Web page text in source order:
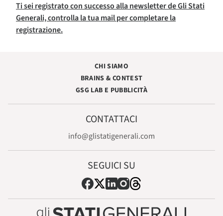
Ti sei registrato con successo alla newsletter de Gli Stati
Generali, controlla la tua mail per completare la
registrazione.
CHI SIAMO
BRAINS & CONTEST
GSG LAB E PUBBLICITÀ
CONTATTACI
info@glistatigenerali.com
SEGUICI SU